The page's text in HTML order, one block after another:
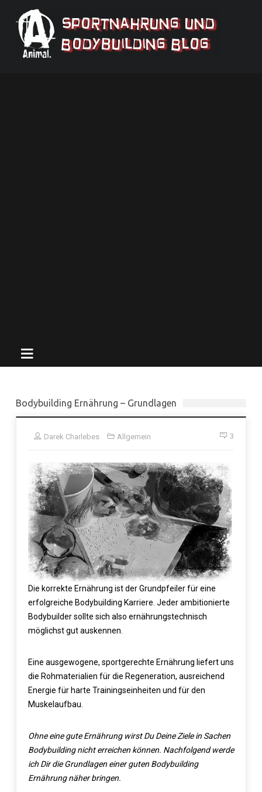
Bodybuilding Ernährung – Grundlagen
Darek Charlebes Allgemein 3
Die korrekte Ernährung ist der Grundpfeiler für eine
erfolgreiche Bodybuilding Karriere. Jeder ambitionierte
Bodybuilder sollte sich also ernährungstechnisch
möglichst gut auskennen.
Eine ausgewogene, sportgerechte Ernährung liefert uns
die Rohmaterialien für die Regeneration, ausreichend
Energie für harte Trainingseinheiten und für den
Muskelaufbau.
Ohne eine gute Ernährung wirst Du Deine Ziele in Sachen
Bodybuilding nicht erreichen können. Nachfolgend werde
ich Dir die Grundlagen einer guten Bodybuilding
Ernährung näher bringen.